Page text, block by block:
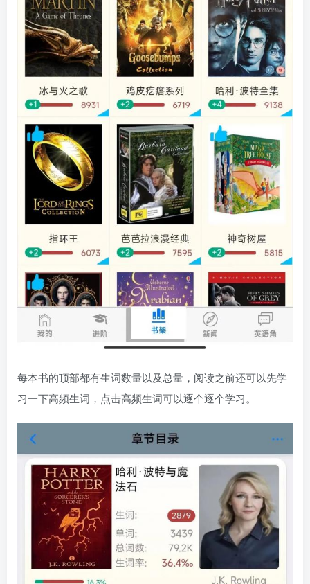
每本书的顶部都有生词数量以及总量，阅读之前还可以先学
习一下高频生词，点击高频生词可以逐个逐个学习。